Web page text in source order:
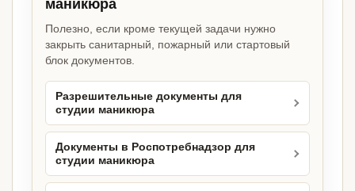
маникюра
Полезно, если кроме текущей задачи нужно
закрыть санитарный, пожарный или стартовый
блок документов.
Разрешительные документы для
студии маникюра
Документы в Роспотребнадзор для
студии маникюра